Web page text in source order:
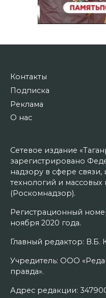
Контакты
Подписка
Реклама
О нас
Сетевое издание
зарегистрировано
надзору в сфере
технологий и
(Роскомнадзор).
Регистрационный
ноября 2020 года.
Главный редактор: В.Б.
Учредитель: ООО
правда».
Адрес редакции: